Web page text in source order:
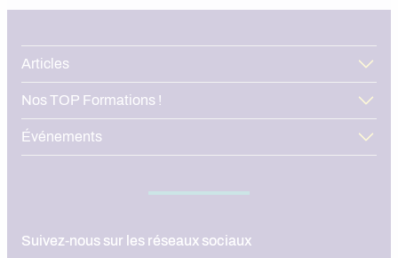
Articles
Nos TOP Formations !
Événements
Suivez-nous sur les réseaux sociaux